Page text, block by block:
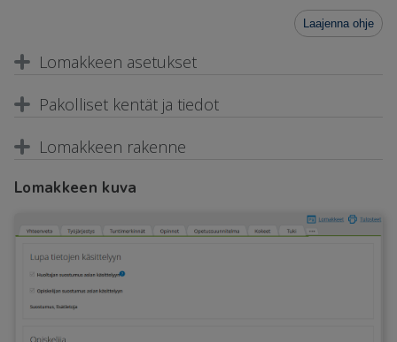
Laajenna ohje
Lomakkeen asetukset
Pakolliset kentät ja tiedot
Lomakkeen rakenne
Lomakkeen kuva